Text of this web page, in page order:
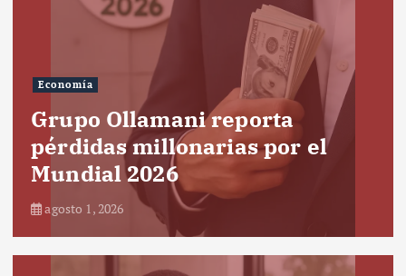
Economía
Grupo Ollamani reporta
pérdidas millonarias por el
Mundial 2026
agosto 1, 2026